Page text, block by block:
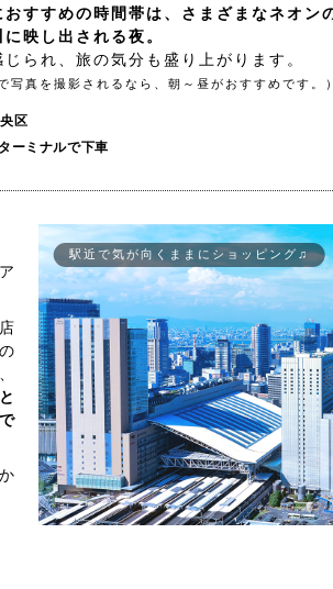
おすすめの時間帯は、さまざまなネオン
映し出される夜。
られ、旅の気分も盛り上がります。
写真を撮影されるなら、朝～昼がおすすめです。
区
ーミナルで下車
駅近で気が向くままにショッピング♫